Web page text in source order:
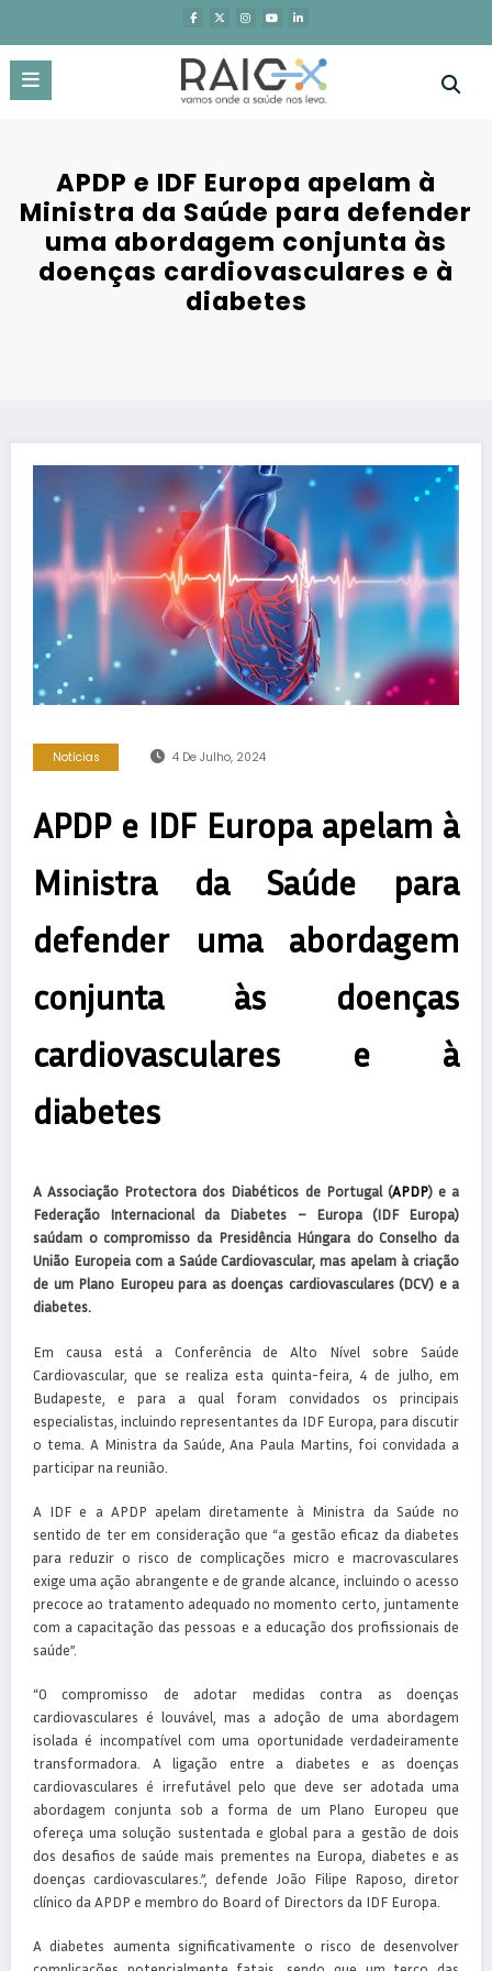
o
conteúdo
APDP e IDF Europa apelam à
Ministra da Saúde para defender
uma abordagem conjunta às
doenças cardiovasculares e à
diabetes
Notícias 4 De Julho, 2024
APDP e IDF Europa apelam à
Ministra da Saúde para
defender uma abordagem
conjunta às doenças
cardiovasculares e à
diabetes
A Associação Protectora dos Diabéticos de Portugal (APDP) e a
Federação Internacional da Diabetes – Europa (IDF Europa)
saúdam o compromisso da Presidência Húngara do Conselho da
União Europeia com a Saúde Cardiovascular, mas apelam à criação
de um Plano Europeu para as doenças cardiovasculares (DCV) e a
diabetes.
Em causa está a Conferência de Alto Nível sobre Saúde
Cardiovascular, que se realiza esta quinta-feira, 4 de julho, em
Budapeste, e para a qual foram convidados os principais
especialistas, incluindo representantes da IDF Europa, para discutir
o tema. A Ministra da Saúde, Ana Paula Martins, foi convidada a
participar na reunião.
A IDF e a APDP apelam diretamente à Ministra da Saúde no
sentido de ter em consideração que “a gestão eficaz da diabetes
para reduzir o risco de complicações micro e macrovasculares
exige uma ação abrangente e de grande alcance, incluindo o acesso
precoce ao tratamento adequado no momento certo, juntamente
com a capacitação das pessoas e a educação dos profissionais de
saúde”.
“O compromisso de adotar medidas contra as doenças
cardiovasculares é louvável, mas a adoção de uma abordagem
isolada é incompatível com uma oportunidade verdadeiramente
transformadora. A ligação entre a diabetes e as doenças
cardiovasculares é irrefutável pelo que deve ser adotada uma
abordagem conjunta sob a forma de um Plano Europeu que
ofereça uma solução sustentada e global para a gestão de dois
dos desafios de saúde mais prementes na Europa, diabetes e as
doenças cardiovasculares.”, defende João Filipe Raposo, diretor
clínico da APDP e membro do Board of Directors da IDF Europa.
A diabetes aumenta significativamente o risco de desenvolver